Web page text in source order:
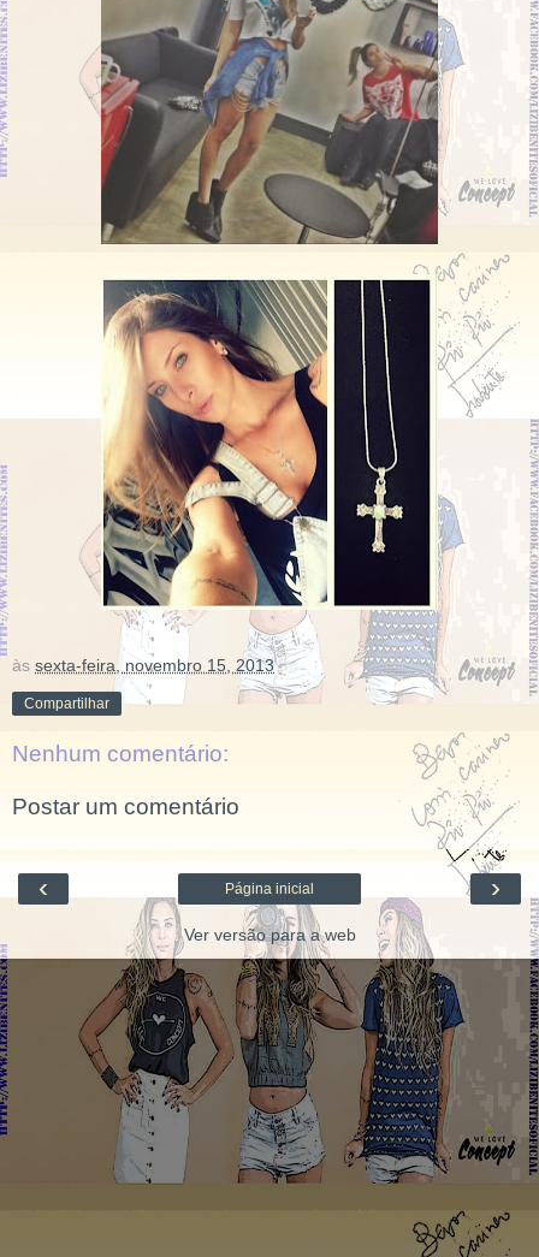
às sexta-feira, novembro 15, 2013
Compartilhar
Nenhum comentário:
Postar um comentário
‹ ›
Página inicial
Ver versão para a web